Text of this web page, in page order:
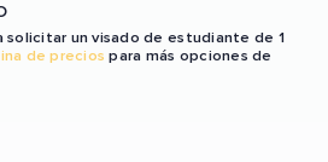
solicitar un visado de estudiante de 1
de precios para más opciones de